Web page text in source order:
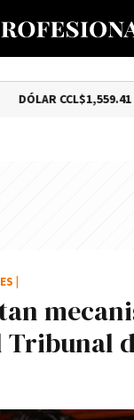
$1,559.41
Tribunal